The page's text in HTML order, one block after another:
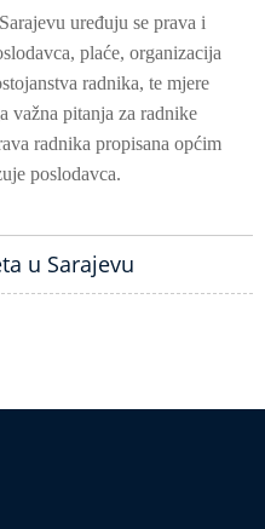
uređuju se prava i
plaće, organizacija
radnika, te mjere
važna pitanja za radnike
radnika propisana općim
poslodavca.
u Sarajevu